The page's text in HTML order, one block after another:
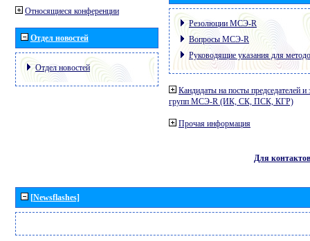
Относящиеся конференции
Отдел новостей
Отдел новостей
Резолюции МСЭ-R
Вопросы МСЭ-R
Руководящие указания для
Кандидаты на посты председателей и
групп МСЭ-R (ИК, СК, ПСК, КГР)
Прочая информация
Для контактов
[Newsflashes]